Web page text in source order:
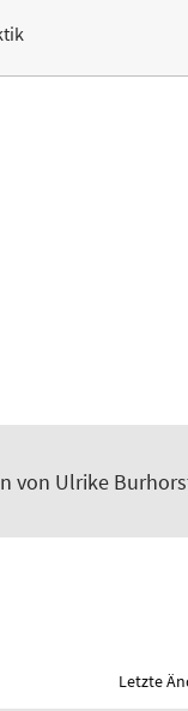
von Ulrike
Letzte